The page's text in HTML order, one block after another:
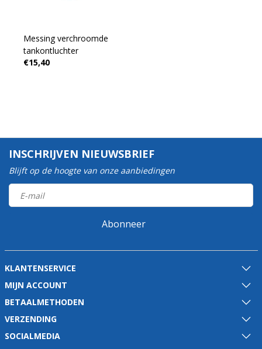
Messing verchroomde
tankontluchter
€15,40
INSCHRIJVEN NIEUWSBRIEF
Blijft op de hoogte van onze aanbiedingen
Abonneer
KLANTENSERVICE
MIJN ACCOUNT
BETAALMETHODEN
VERZENDING
SOCIALMEDIA